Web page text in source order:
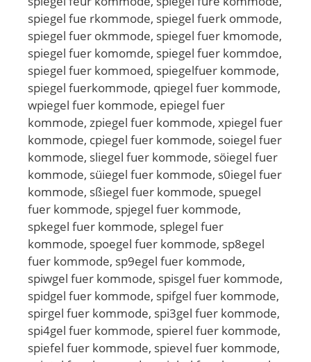
spiegel fue rkommode, spiegel fuerk ommode,
spiegel fuer okmmode, spiegel fuer kmomode,
spiegel fuer komomde, spiegel fuer kommdoe,
spiegel fuer kommoed, spiegelfuer kommode,
spiegel fuerkommode, qpiegel fuer kommode,
wpiegel fuer kommode, epiegel fuer
kommode, zpiegel fuer kommode, xpiegel fuer
kommode, cpiegel fuer kommode, soiegel fuer
kommode, sliegel fuer kommode, söiegel fuer
kommode, süiegel fuer kommode, s0iegel fuer
kommode, sßiegel fuer kommode, spuegel
fuer kommode, spjegel fuer kommode,
spkegel fuer kommode, splegel fuer
kommode, spoegel fuer kommode, sp8egel
fuer kommode, sp9egel fuer kommode,
spiwgel fuer kommode, spisgel fuer kommode,
spidgel fuer kommode, spifgel fuer kommode,
spirgel fuer kommode, spi3gel fuer kommode,
spi4gel fuer kommode, spierel fuer kommode,
spiefel fuer kommode, spievel fuer kommode,